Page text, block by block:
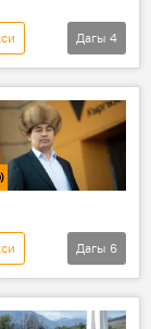
Дагы 4
Дагы 6